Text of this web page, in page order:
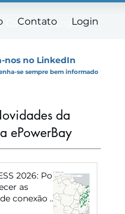
Contato Login
Contato Login
nos no LinkedIn
se sempre bem informado
da
ePowerBay
2026: Por
as
conexão de